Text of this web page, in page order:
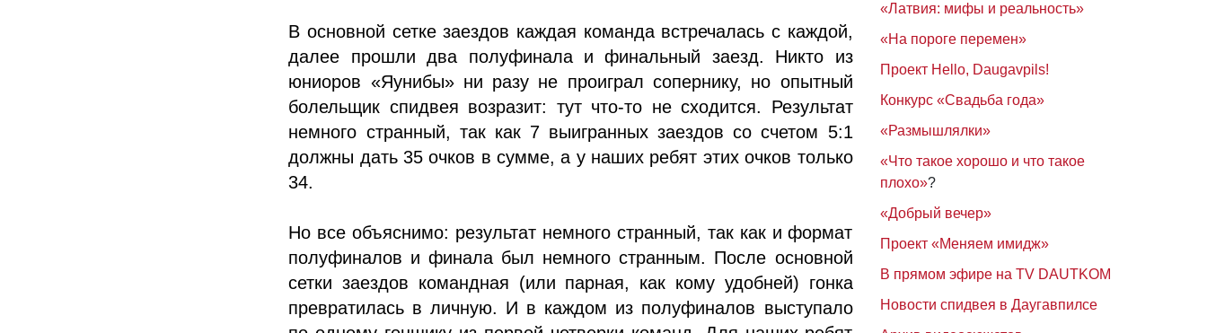
В основной сетке заездов каждая команда встречалась с каждой,
далее прошли два полуфинала и финальный заезд. Никто из
юниоров «Яунибы» ни разу не проиграл сопернику, но опытный
болельщик спидвея возразит: тут что-то не сходится. Результат
немного странный, так как 7 выигранных заездов со счетом 5:1
должны дать 35 очков в сумме, а у наших ребят этих очков только
34.
Но все объяснимо: результат немного странный, так как и формат
полуфиналов и финала был немного странным. После основной
сетки заездов командная (или парная, как кому удобней) гонка
превратилась в личную. И в каждом из полуфиналов выступало
«Латвия: мифы и реальность»
«На пороге перемен»
Проект Hello, Daugavpils!
Конкурс «Свадьба года»
«Размышлялки»
«Что такое хорошо и что такое
плохо»?
«Добрый вечер»
Проект «Меняем имидж»
В прямом эфире на TV DAUTKOM
Новости спидвея в Даугавпилсе